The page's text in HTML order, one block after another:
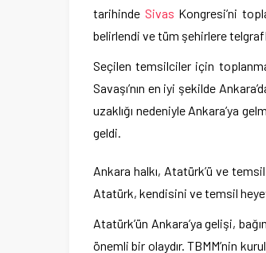
tarihinde Sivas Kongresi’ni
belirlendi ve tüm şehirlere
Seçilen temsilciler için
Savaşı’nın en iyi şekilde
uzaklığı nedeniyle Ankara’ya
geldi.
Ankara halkı, Atatürk’ü ve
Atatürk, kendisini ve temsil
Atatürk’ün Ankara’ya gelişi,
önemli bir olaydır. TBMM’nin